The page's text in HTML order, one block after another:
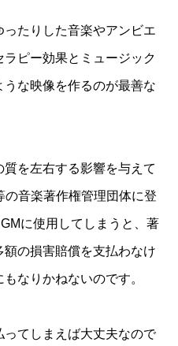
たりした音楽やアンビエ
ピー効果とミュージック
な映像を作るのが最善な
を左右する影響を与えて
音楽著作権管理団体に登
に使用してしまうと、著
の損害賠償を支払わなけ
なりかねないのです。
ってしまえば大丈夫なので